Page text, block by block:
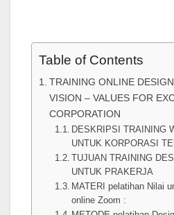
Table of Contents
TRAINING ONLINE
VISION – VALUES FOR
CORPORATION
DESKRIPSI TRAINING
UNTUK KORPORASI
TUJUAN TRAINING
UNTUK PRAKERJA
MATERI pelatihan Nilai
online Zoom :